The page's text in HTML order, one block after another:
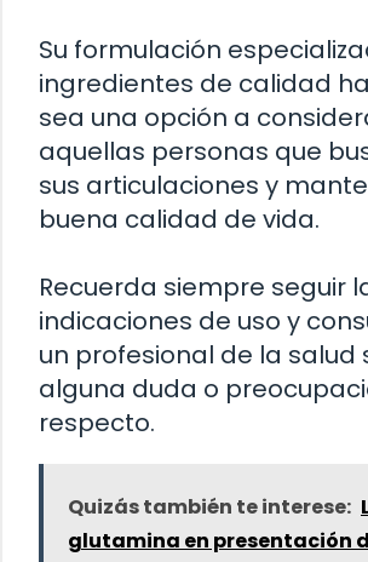
Su formulación
ingredientes de calidad
sea una opción a
aquellas personas que
sus articulaciones y
buena calidad de vida.
Recuerda siempre seguir
indicaciones de uso y
un profesional de la salud
alguna duda o
respecto.
Quizás también te interese:
glutamina en presentación